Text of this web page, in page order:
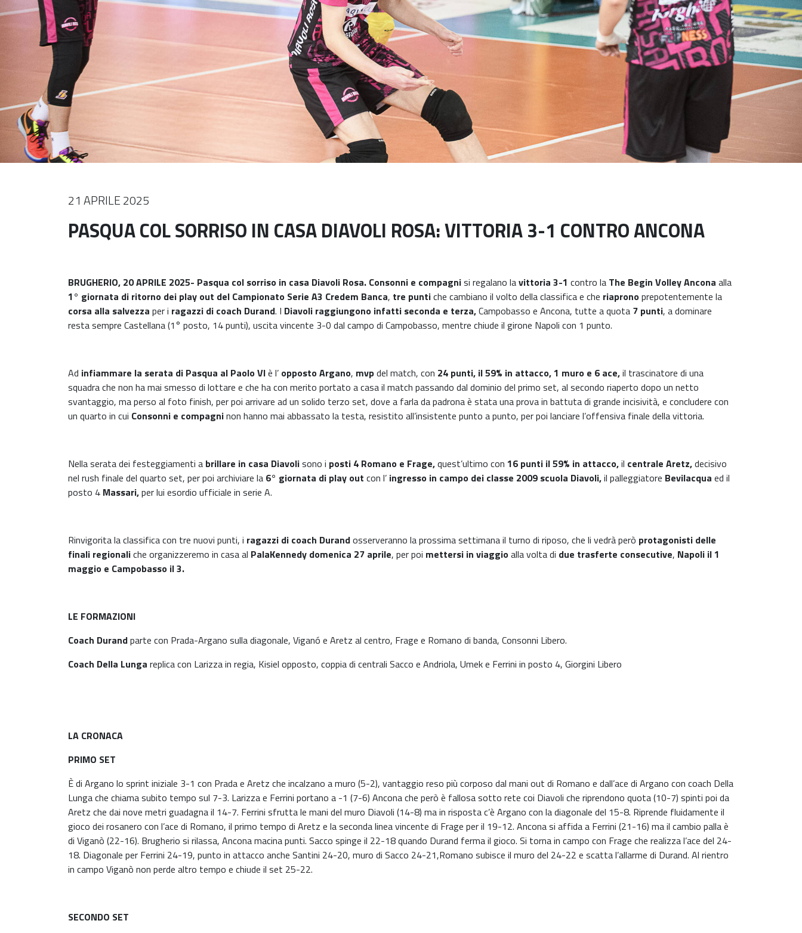
21 APRILE 2025
PASQUA COL SORRISO IN CASA DIAVOLI ROSA: VITTORIA 3-1 CONTRO ANCONA
BRUGHERIO, 20 APRILE 2025- Pasqua col sorriso in casa Diavoli Rosa. Consonni e compagnisi regalano lavittoria 3-1 contro la The Begin Volley Ancona alla
1° giornata di ritorno dei play out del Campionato Serie A3 Credem Banca, tre puntiche cambiano il volto della classifica e che riapronoprepotentemente la
corsa alla salvezza per i ragazzi di coach Durand. I Diavoli raggiungono infatti seconda e terza,Campobasso e Ancona, tutte a quota 7 punti, a dominare
resta sempre Castellana (1° posto, 14 punti), uscita vincente 3-0 dal campo di Campobasso, mentre chiude il girone Napoli con 1 punto.
Ad infiammare la serata di Pasqua al Paolo VIè l’ opposto Argano, mvpdel match, con 24 punti, il 59% in attacco, 1 muro e 6 ace,il trascinatore di una
squadra che non ha mai smesso di lottare e che ha con merito portato a casa il match passando dal dominio del primo set, al secondo riaperto dopo un netto
svantaggio, ma perso al foto finish, per poi arrivare ad un solido terzo set, dove a farla da padrona è stata una prova in battuta di grande incisività, e concludere con
un quarto in cui Consonni e compagninon hanno mai abbassato la testa, resistito all’insistente punto a punto, per poi lanciare l’offensiva finale della vittoria.
Nella serata dei festeggiamenti a brillare in casa Diavolisono i posti 4 Romano e Frage,quest’ultimo con 16 punti il 59% in attacco,il centrale Aretz,decisivo
nel rush finale del quarto set, per poi archiviare la 6° giornata di play out con l’ ingresso in campo dei classe 2009 scuola Diavoli,il palleggiatore Bevilacqua ed il
posto 4 Massari,per lui esordio ufficiale in serie A.
Rinvigorita la classifica con tre nuovi punti, i ragazzi di coach Durandosserveranno la prossima settimana il turno di riposo, che li vedrà però protagonisti delle
finali regionaliche organizzeremo in casa al PalaKennedy domenica 27 aprile, per poi mettersi in viaggioalla volta di due trasferte consecutive, Napoli il 1
maggio e Campobasso il 3.
LE FORMAZIONI
Coach Durandparte con Prada-Argano sulla diagonale, Viganó e Aretz al centro, Frage e Romano di banda, Consonni Libero.
Coach Della Lunga replica con Larizzain regia, Kisiel opposto, coppia di centrali Sacco e Andriola, Umek e Ferrini in posto 4, Giorgini Libero
LA CRONACA
PRIMO SET
È di Argano lo sprint iniziale 3-1 con Prada e Aretz che incalzano a muro (5-2), vantaggio reso più corposo dal mani out di Romano e dall’ace di Argano con coach Della
Lunga che chiama subito tempo sul 7-3. Larizza e Ferrini portano a -1 (7-6) Ancona che però è fallosa sotto rete coi Diavoli che riprendono quota (10-7) spinti poi da
Aretz che dai nove metri guadagna il 14-7. Ferrini sfrutta le mani del muro Diavoli (14-8) ma in risposta c’è Argano con la diagonale del 15-8. Riprende fluidamente il
gioco dei rosanero con l’ace di Romano, il primo tempo di Aretz e la seconda linea vincente di Frage per il 19-12. Ancona si affida a Ferrini (21-16) ma il cambio palla è
di Viganò (22-16). Brugherio si rilassa, Ancona macina punti. Sacco spinge il 22-18 quando Durand ferma il gioco. Si torna in campo con Frage che realizza l’ace del 24-
18. Diagonale per Ferrini 24-19, punto in attacco anche Santini 24-20, muro di Sacco 24-21,Romano subisce il muro del 24-22 e scatta l’allarme di Durand. Al rientro
in campo Viganò non perde altro tempo e chiude il set 25-22.
SECONDO SET